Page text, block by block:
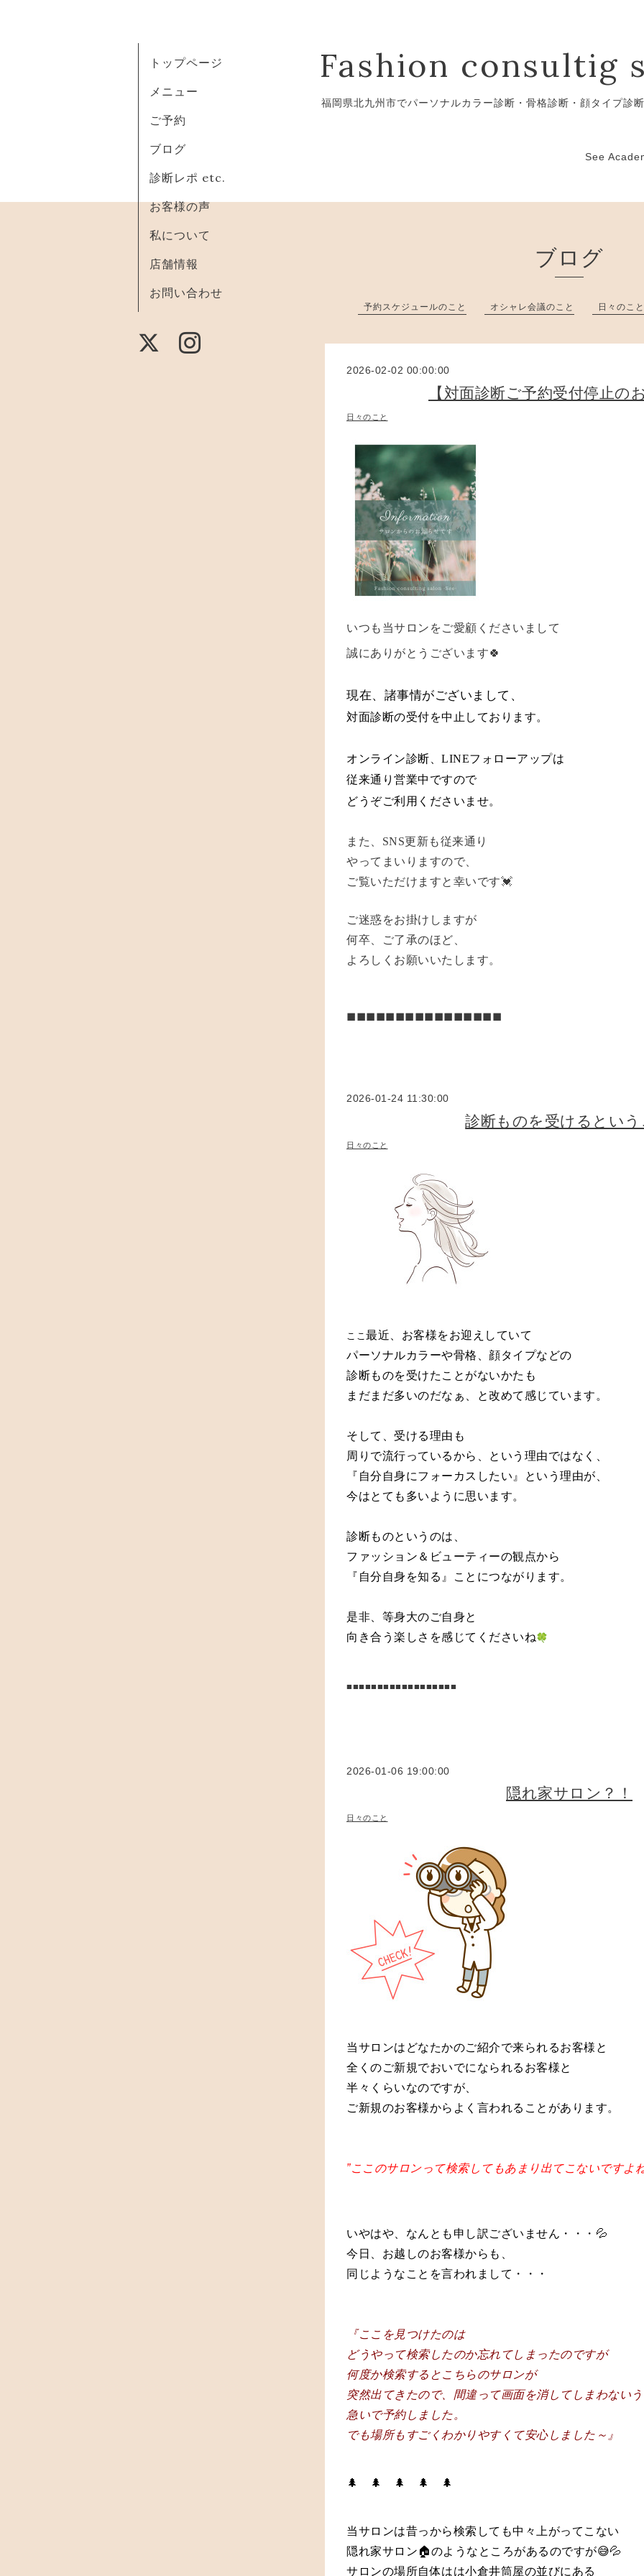
Fashion consultig
福岡県北九州市でパーソナルカラー診断・骨格診断・顔タイプ診
See
トップページ
メニュー
ご予約
ブログ
診断レポ etc.
お客様の声
私について
店舗情報
お問い合わせ
ブログ
予約スケジュールのこと オシャレ会議のこと 日々のこと
2026-02-02 00:00:00
【対面診断ご予約受付停止の
日々のこと
いつも当サロンをご愛顧くださいまして
誠にありがとうございます🍀
現在、諸事情がございまして、
対面診断の受付を中止しております。
オンライン診断、LINEフォローアップは
従来通り営業中ですので
どうぞご利用くださいませ。
また、SNS更新も従来通り
やってまいりますので、
ご覧いただけますと幸いです💓
ご迷惑をお掛けしますが
何卒、ご了承のほど、
よろしくお願いいたします。
◼︎◼︎◼︎◼︎◼︎◼︎◼︎◼︎◼︎◼︎◼︎◼︎◼︎◼︎◼︎◼︎
2026-01-24 11:30:00
診断ものを受けるとい
日々のこと
ここ 最近、お客様をお迎えしていて
パーソナルカラーや骨格、顔タイプなどの
診断ものを受けたことがないかたも
まだまだ多いのだなぁ、と改めて感じています。
そして、受ける理由も
周りで流行っているから、
という理由ではなく、
『自分自身にフォーカスしたい』という 理由が、
今はとても多いように思います。
診断ものというのは、
ファッション＆ビューティーの観点から
『自分自身を知る』ことにつながります。
是非、等身大のご自身と
向き合う楽しさを感じてくださいね
■■■■■■■■■■■■■■■■■■
2026-01-06 19:00:00
隠れ家サロン？！
日々のこと
当サロンはどなたかのご紹介で来られるお客様と
全くのご新規でおいでになられるお客様と
半々くらいなのですが、
ご新規のお客様からよく言われることがあります。
”ここのサロンって検索してもあまり出てこないですよ
いやはや、なんとも申し訳ございません・・・💦
今日、お越しのお客様からも、
同じようなことを言われまして・・・
『ここを見つけたのは
どうやって検索したのか忘れてしまったのですが
何度か検索するとこちらのサロンが
突然出てきたので、間違って画面を消してしまわない
急いで予約しました。
でも場所もすごくわかりやすくて安心しました～』
🌲 🌲 🌲 🌲 🌲
当サロンは昔っから検索しても中々上がってこない
隠れ家サロン🏠のようなところがあるのですが😅💦
サロンの場所自体はは小倉井筒屋の並びにある